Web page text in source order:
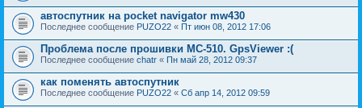
автоспутник на pocket navigator mw430
Последнее сообщение PUZO22 « Пт июн 08, 2012 17:06
Проблема после прошивки MC-510. GpsViewer :(
Последнее сообщение chatr « Пн май 28, 2012 09:37
как поменять автоспутник
Последнее сообщение PUZO22 « Сб апр 14, 2012 09:59